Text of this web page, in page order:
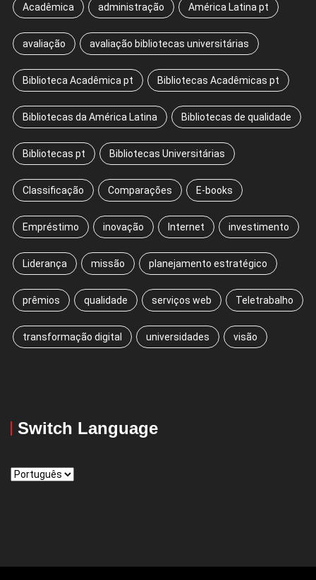
Acadêmica administração América Latina pt
avaliação avaliação bibliotecas universitárias
Biblioteca Acadêmica pt Bibliotecas Acadêmicas pt
Bibliotecas da América Latina Bibliotecas de qualidade
Bibliotecas pt Bibliotecas Universitárias
Classificação Comparações E-books
Empréstimo inovação Internet investimento
Liderança missão planejamento estratégico
prêmios qualidade serviços web Teletrabalho
transformação digital universidades visão
Switch Language
Switch